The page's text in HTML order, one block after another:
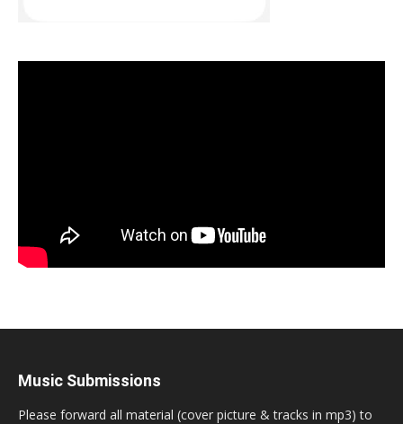
Music Submissions
Please forward all material (cover picture & tracks in mp3) to